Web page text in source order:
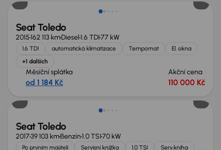
Seat Toledo
2015162 113 kmDiesel1.6 TDI77 kW
1.6 TDI automatická klimatizace Tempomat
El. okna
+1 dalších
Měsíční splátka
od 1 184 Kč
Akční cena
110 000 Kč
Seat Toledo
201739 103 kmBenzín1.0 TSI70 kW
Po prvním majiteli Servisní knížka 1.0 TSI
Serv.kniha